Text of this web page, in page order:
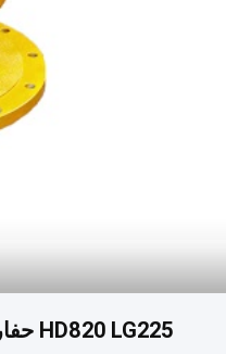
HD820 LG225 حفارة سوينغ علبة التروس سوينغ محرك قطع غيار المعدات الثقيلة